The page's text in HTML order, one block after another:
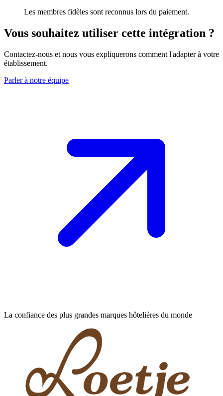
Les membres fidèles sont reconnus lors du paiement.
Vous souhaitez utiliser cette intégration ?
Contactez-nous et nous vous expliquerons comment l'adapter à votre
établissement.
Parler à notre équipe
La confiance des plus grandes marques hôtelières du monde